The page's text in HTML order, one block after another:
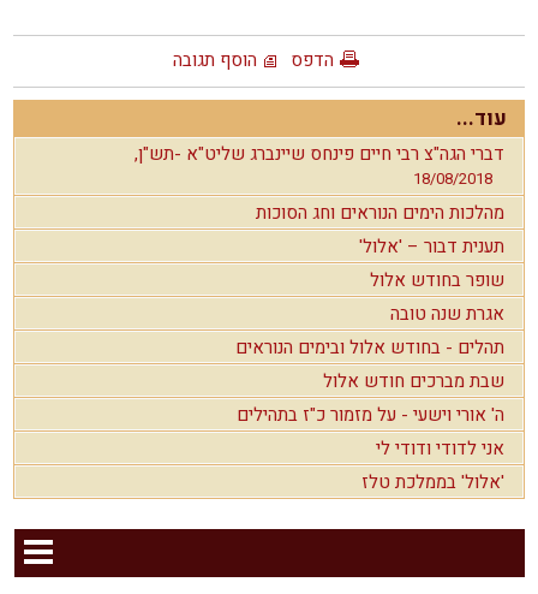
הדפס הוסף תגובה
עוד...
דברי הגה"צ רבי חיים פינחס שיינברג שליט"א -תש"ן,
18/08/2018
מהלכות הימים הנוראים וחג הסוכות
תענית דבור – 'אלול'
שופר בחודש אלול
אגרת שנה טובה
תהלים - בחודש אלול ובימים הנוראים
שבת מברכים חודש אלול
ה' אורי וישעי - על מזמור כ"ז בתהילים
אני לדודי ודודי לי
'אלול' בממלכת טלז